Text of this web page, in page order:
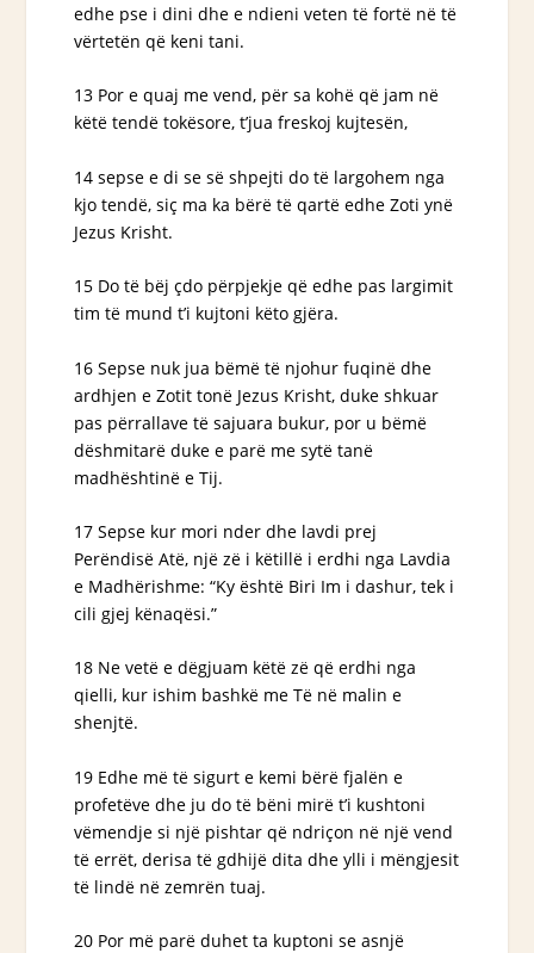
edhe pse i dini dhe e ndieni veten të fortë në të
vërtetën që keni tani.
13 Por e quaj me vend, për sa kohë që jam në
këtë tendë tokësore, t’jua freskoj kujtesën,
14 sepse e di se së shpejti do të largohem nga
kjo tendë, siç ma ka bërë të qartë edhe Zoti ynë
Jezus Krisht.
15 Do të bëj çdo përpjekje që edhe pas largimit
tim të mund t’i kujtoni këto gjëra.
16 Sepse nuk jua bëmë të njohur fuqinë dhe
ardhjen e Zotit tonë Jezus Krisht, duke shkuar
pas përrallave të sajuara bukur, por u bëmë
dëshmitarë duke e parë me sytë tanë
madhështinë e Tij.
17 Sepse kur mori nder dhe lavdi prej
Perëndisë Atë, një zë i këtillë i erdhi nga Lavdia
e Madhërishme: “Ky është Biri Im i dashur, tek i
cili gjej kënaqësi.”
18 Ne vetë e dëgjuam këtë zë që erdhi nga
qielli, kur ishim bashkë me Të në malin e
shenjtë.
19 Edhe më të sigurt e kemi bërë fjalën e
profetëve dhe ju do të bëni mirë t’i kushtoni
vëmendje si një pishtar që ndriçon në një vend
të errët, derisa të gdhijë dita dhe ylli i mëngjesit
të lindë në zemrën tuaj.
20 Por më parë duhet ta kuptoni se asnjë